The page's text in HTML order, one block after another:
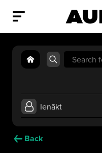
Search
for:
Ienākt
Back